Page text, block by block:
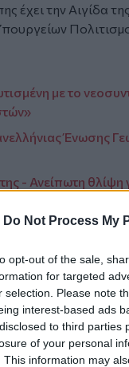
Do Not Process My
opt-out of the sale,
for targeted
selection. Please note
interest-based ads
to third parties
of your personal
This information may
έχει την Αιγίδα
με το
Ένωσης
- Ανείπωτη
του CRETALIVE
ΕΊΔΗΣΗ